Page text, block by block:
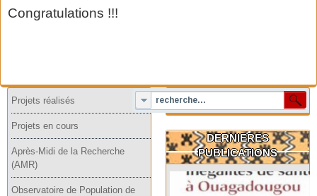
Congratulations !!!
Projets réalisés
Projets en cours
Après-Midi de la Recherche
(AMR)
Observatoire de Population de
DERNIERES
PUBLICATIONS